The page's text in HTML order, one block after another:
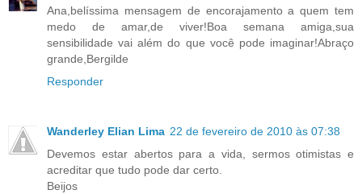
Ana,belíssima mensagem de encorajamento a quem tem
medo de amar,de viver!Boa semana amiga,sua
sensibilidade vai além do que você pode imaginar!Abraço
grande,Bergilde
Responder
Wanderley Elian Lima 22 de fevereiro de 2010 às 07:38
Devemos estar abertos para a vida, sermos otimistas e
acreditar que tudo pode dar certo.
Beijos